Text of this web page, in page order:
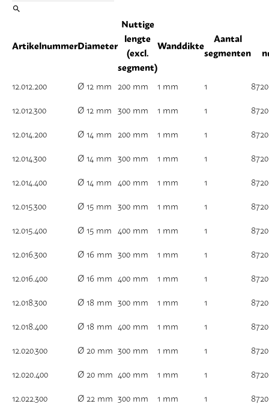
ArtikelnummerDiameter
Nuttige
lengte
(excl.
segment)
Wanddikte
Aantal
segmenten
12.012.200 Ø 12 mm 200 mm 1 mm 1
12.012.300
Ø 12 mm 300 mm 1 mm 1
12.014.200
Ø 14 mm 200 mm 1 mm 1
12.014.300
Ø 14 mm 300 mm 1 mm 1
12.014.400
Ø 14 mm 400 mm 1 mm 1
12.015.300
Ø 15 mm 300 mm 1 mm 1
12.015.400
Ø 15 mm 400 mm 1 mm 1
12.016.300
Ø 16 mm 300 mm 1 mm 1
12.016.400
Ø 16 mm 400 mm 1 mm 1
12.018.300
Ø 18 mm 300 mm 1 mm 1
12.018.400
Ø 18 mm 400 mm 1 mm 1
12.020.300
Ø 20 mm 300 mm 1 mm 1
12.020.400
Ø 20 mm 400 mm 1 mm 1
12.022.300
Ø 22 mm 300 mm 1 mm 1